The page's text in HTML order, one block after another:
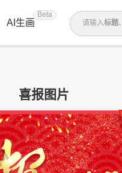
AI生画
Beta
请输入标题、
喜报图片